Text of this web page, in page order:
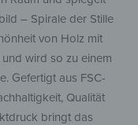
– Spirale der Stille
von Holz mit
wird so zu einem
Gefertigt aus FSC-
Qualität
bringt das